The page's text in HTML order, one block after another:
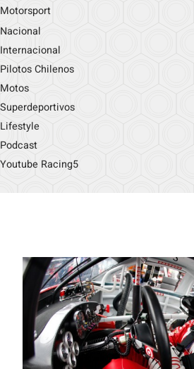
Motorsport
Nacional
Internacional
Pilotos Chilenos
Motos
Superdeportivos
Lifestyle
Podcast
Youtube Racing5